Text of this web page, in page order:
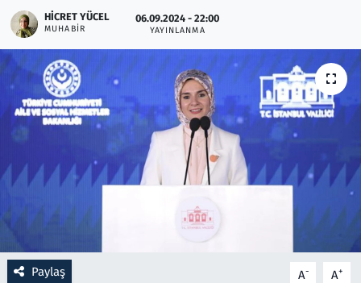
HICRET YÜCEL
MUHABIR
06.09.2024 - 22:00
YAYINLANMA
Paylaş A- A+
Resmi İlanlar
Rüya Tabirleri
Sağlık
Savunma Sanayi
Seçim 2023
Spor